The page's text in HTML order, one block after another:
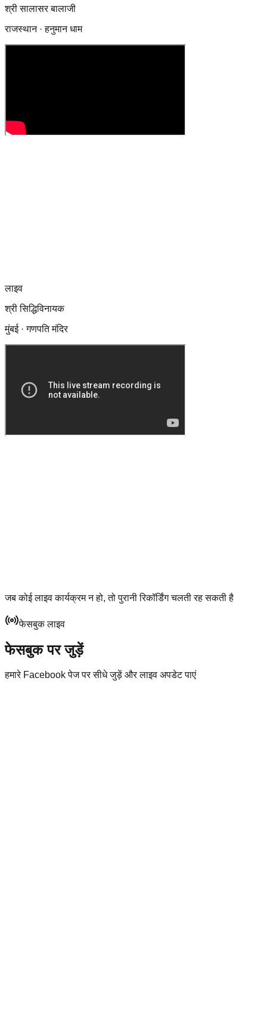
श्री सालासर बालाजी
राजस्थान · हनुमान धाम
लाइव
श्री सिद्धिविनायक
मुंबई · गणपति मंदिर
जब कोई लाइव कार्यक्रम न हो, तो पुरानी रिकॉर्डिंग चलती रह सकती है
फेसबुक लाइव
फेसबुक पर जुड़ें
हमारे Facebook पेज पर सीधे जुड़ें और लाइव अपडेट पाएं